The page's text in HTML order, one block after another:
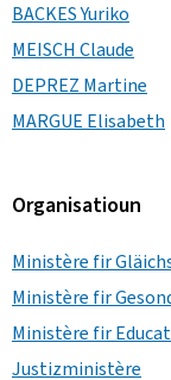
BACKES Yuriko
MEISCH Claude
DEPREZ Martine
MARGUE Elisabeth
Organisatioun
Ministère fir
Ministère fir
Ministère fir
Justizministère